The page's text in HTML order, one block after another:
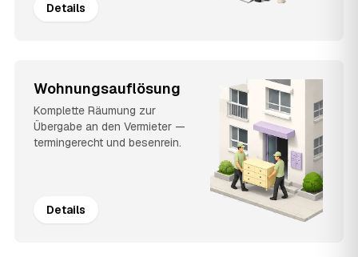
Details
Wohnungsauflösung
Komplette Räumung zur
Übergabe an den Vermieter —
termingerecht und besenrein.
Details